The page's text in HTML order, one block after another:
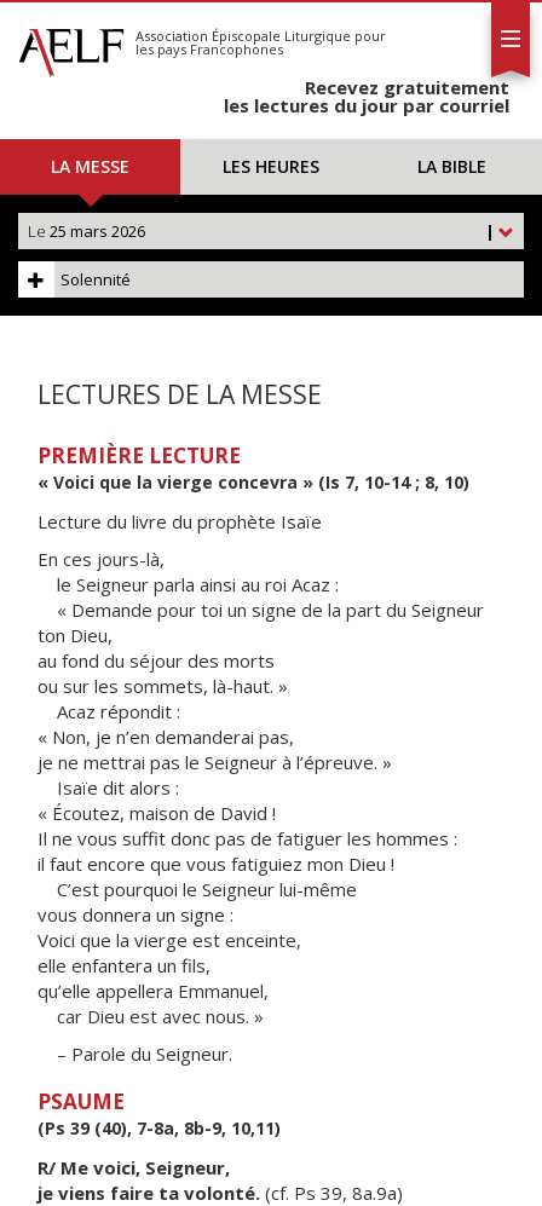
S'abonner
Calendrier
Association Épiscopale Liturgique pour
les pays Francophones
Recevez gratuitement
les lectures du jour par courriel
LA MESSE LES HEURES LA BIBLE
|
Le 25 mars 2026
Solennité
LECTURES DE LA MESSE
PREMIÈRE LECTURE
« Voici que la vierge concevra » (Is 7, 10-14 ; 8, 10)
Lecture du livre du prophète Isaïe
En ces jours-là,
le Seigneur parla ainsi au roi Acaz :
« Demande pour toi un signe de la part du Seigneur
ton Dieu,
au fond du séjour des morts
ou sur les sommets, là-haut. »
Acaz répondit :
« Non, je n’en demanderai pas,
je ne mettrai pas le Seigneur à l’épreuve. »
Isaïe dit alors :
« Écoutez, maison de David !
Il ne vous suffit donc pas de fatiguer les hommes :
il faut encore que vous fatiguiez mon Dieu !
C’est pourquoi le Seigneur lui-même
vous donnera un signe :
Voici que la vierge est enceinte,
elle enfantera un fils,
qu’elle appellera Emmanuel,
car Dieu est avec nous. »
– Parole du Seigneur.
PSAUME
(Ps 39 (40), 7-8a, 8b-9, 10,11)
R/ Me voici, Seigneur,
je viens faire ta volonté. (cf. Ps 39, 8a.9a)